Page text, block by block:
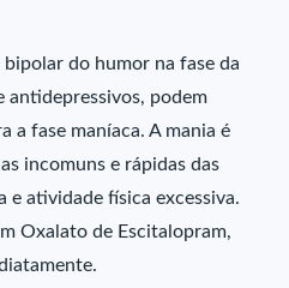
do humor na fase da
antidepressivos, podem
a fase maníaca. A mania é
incomuns e rápidas das
e atividade física excessiva.
Oxalato de Escitalopram,